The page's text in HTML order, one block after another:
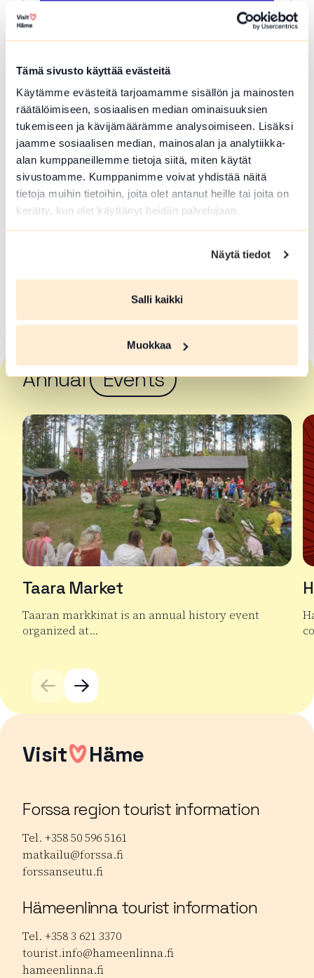
Tämä sivusto käyttää evästeitä
Käytämme evästeitä tarjoamamme sisällön ja mainosten
räätälöimiseen, sosiaalisen median ominaisuuksien
tukemiseen ja kävijämäärämme analysoimiseen. Lisäksi
jaamme sosiaalisen median, mainosalan ja analytiikka-
alan kumppaneillemme tietoja siitä, miten käytät
sivustoamme. Kumppanimme voivat yhdistää näitä
tietoja muihin tietoihin, joita olet antanut heille tai joita on
kerätty, kun olet käyttänyt heidän palvelujaan.
Näytä tiedot
Salli kaikki
Muokkaa
AUG 29 2026
Venetian Festival 2026 at
Teatterihotelli
Riihimäki
Join us for our end-of-summer celebration
and experience the Teatterihotelli Venetian
Festival! Look forward to delicious food,
Annual Events
Taara Market
Taaran markkinat is an annual history event
organized at…
Visit Häme
Forssa region tourist information
Tel. +358 50 596 5161
matkailu@forssa.fi
forssanseutu.fi
Hämeenlinna tourist information
Tel. +358 3 621 3370
tourist.info@hameenlinna.fi
hameenlinna.fi